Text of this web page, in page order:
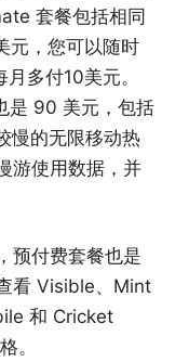
套餐包括相同
元，您可以随时
多付10美元。
是 90 美元，包括
慢的无限移动热
游使用数据，并
预付费套餐也是
看 Visible、Mint
和 Cricket
。